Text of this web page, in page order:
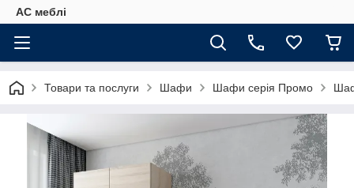
АС меблі
Товари та послуги Шафи Шафи серія Промо